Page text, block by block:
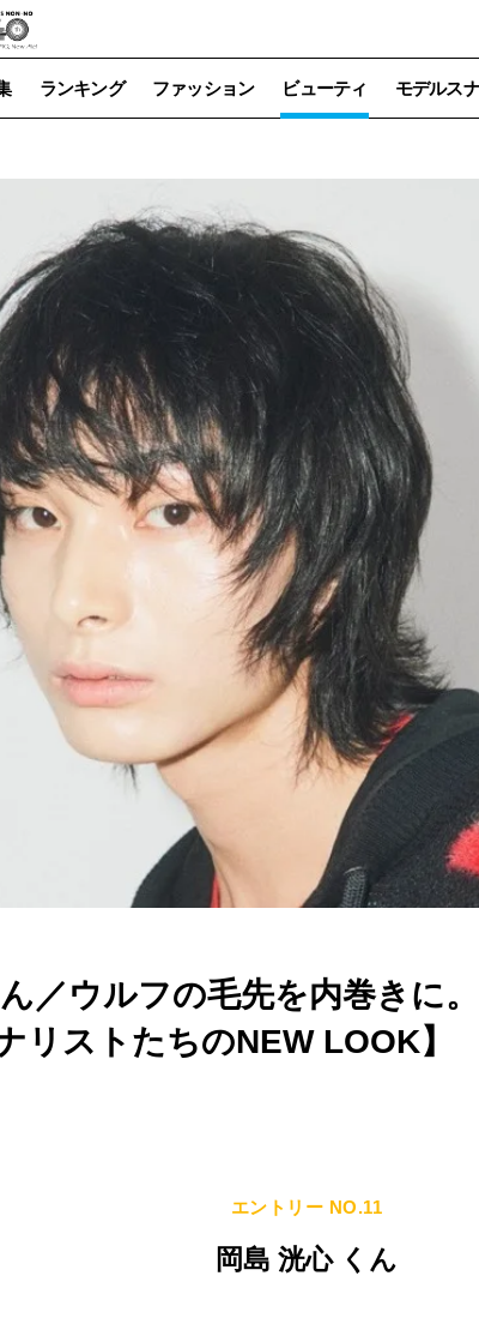
ランキング ファッション ビューティ モデルス
／ウルフの毛先を内巻きに
リストたちのNEW LOOK】
エントリー NO.11
岡島 洸心 くん